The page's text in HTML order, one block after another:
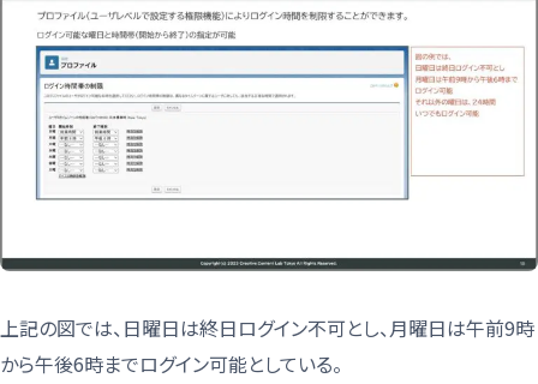
上記の図では、日曜日は終日ログイン不可とし、月曜日は午前9時
から午後6時までログイン可能としている。